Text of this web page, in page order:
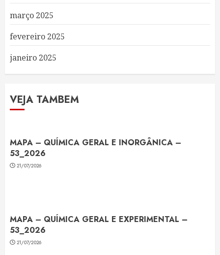
março 2025
fevereiro 2025
janeiro 2025
VEJA TAMBEM
MAPA – QUÍMICA GERAL E INORGÂNICA –
53_2026
21/07/2026
MAPA – QUÍMICA GERAL E EXPERIMENTAL –
53_2026
21/07/2026